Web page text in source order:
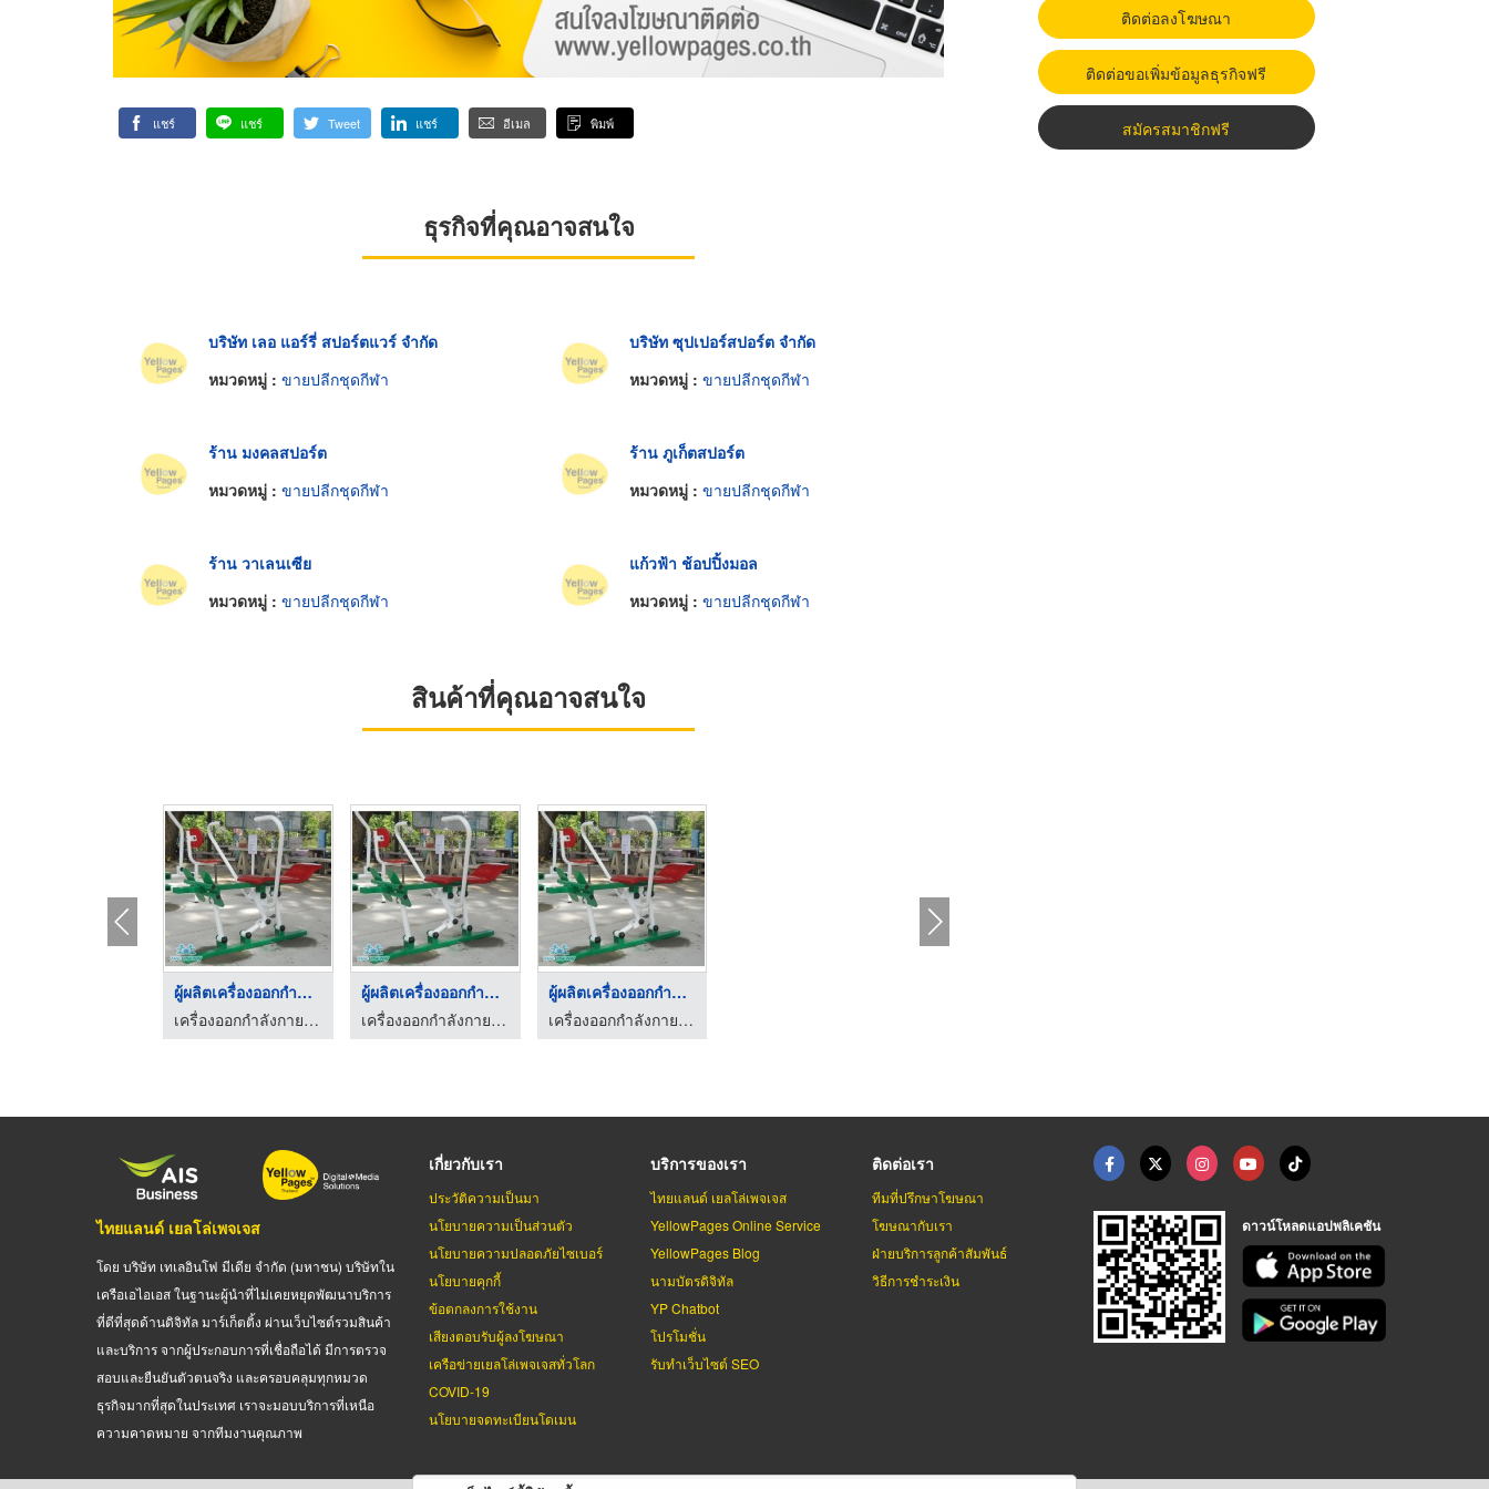
แชร์ แชร์ Tweet แชร์ อีเมล พิมพ์
ธุรกิจที่คุณอาจสนใจ
บริษัท เลอ แอร์รี่ สปอร์ตแวร์ จำกัด
หมวดหมู่ : ขายปลีกชุดกีฬา
บริษัท ซุปเปอร์สปอร์ต จำกัด
หมวดหมู่ : ขายปลีกชุดกีฬา
ร้าน มงคลสปอร์ต
หมวดหมู่ : ขายปลีกชุดกีฬา
ร้าน ภูเก็ตสปอร์ต
หมวดหมู่ : ขายปลีกชุดกีฬา
ร้าน วาเลนเซีย
หมวดหมู่ : ขายปลีกชุดกีฬา
แก้วฟ้า ช้อปปิ้งมอล
หมวดหมู่ : ขายปลีกชุดกีฬา
สินค้าที่คุณอาจสนใจ
ผู้ผลิตเครื่องออกกำล ...
เครื่องออกกำลังกายกลางแจ้ง เดอะวันทอย
ผู้ผลิตเครื่องออกกำล ...
เครื่องออกกำลังกายกลางแจ้ง เดอะวันทอย
ผู้ผลิตเครื่องออกกำล ...
เครื่องออกกำลังกายกลางแจ้ง เดอะวันทอย
ติดต่อลงโฆษณา
ติดต่อขอเพิ่มข้อมูลธุรกิจฟรี
สมัครสมาชิกฟรี
ไทยแลนด์ เยลโล่เพจเจส
โดย บริษัท เทเลอินโฟ มีเดีย จำกัด (มหาชน) บริษัทใน
เครือเอไอเอส ในฐานะผู้นำที่ไม่เคยหยุดพัฒนาบริการ
ที่ดีที่สุดด้านดิจิทัล มาร์เก็ตติ้ง ผ่านเว็บไซต์รวมสินค้า
และบริการ จากผู้ประกอบการที่เชื่อถือได้ มีการตรวจ
สอบและยืนยันตัวตนจริง และครอบคลุมทุกหมวด
ธุรกิจมากที่สุดในประเทศ เราจะมอบบริการที่เหนือ
ความคาดหมาย จากทีมงานคุณภาพ
เกี่ยวกับเรา
ประวัติความเป็นมา
นโยบายความเป็นส่วนตัว
นโยบายความปลอดภัยไซเบอร์
นโยบายคุกกี้
ข้อตกลงการใช้งาน
เสียงตอบรับผู้ลงโฆษณา
เครือข่ายเยลโล่เพจเจสทั่วโลก
COVID-19
นโยบายจดทะเบียนโดเมน
บริการของเรา
ไทยแลนด์ เยลโล่เพจเจส
YellowPages Online Service
YellowPages Blog
นามบัตรดิจิทัล
YP Chatbot
โปรโมชั่น
รับทำเว็บไซต์ SEO
ติดต่อเรา
ทีมที่ปรึกษาโฆษณา
โฆษณากับเรา
ฝ่ายบริการลูกค้าสัมพันธ์
วิธีการชำระเงิน
ดาวน์โหลดแอปพลิเคชัน